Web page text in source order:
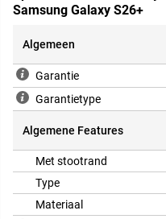
Samsung Galaxy S26+
Algemeen
Garantie
Garantietype
Algemene Features
Met stootrand
Type
Materiaal